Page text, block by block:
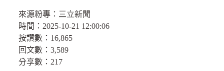
來源粉專： 三立新聞
時間： 2025-10-21 12:00:06
按讚數： 16,865
回文數： 3,589
分享數： 217